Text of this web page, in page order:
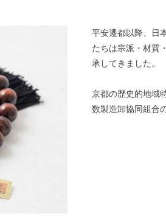
平安遷都以降、日
たちは宗派・材質
承してきました。
京都の歴史的地域
数製造卸協同組合